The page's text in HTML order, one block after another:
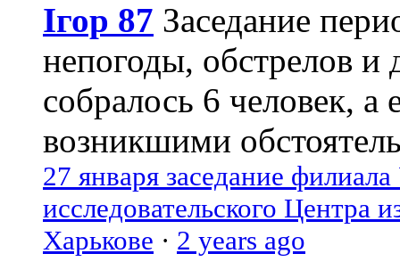
Ігор 87 Заседание
непогоды, обстрелов и
собралось 6 человек, а
возникшими
27 января заседание
исследовательского Центра
Харькове · 2 years ago